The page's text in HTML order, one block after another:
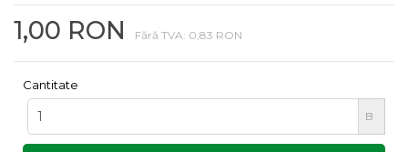
1,00 RON Fără TVA: 0,83 RON
Cantitate
B